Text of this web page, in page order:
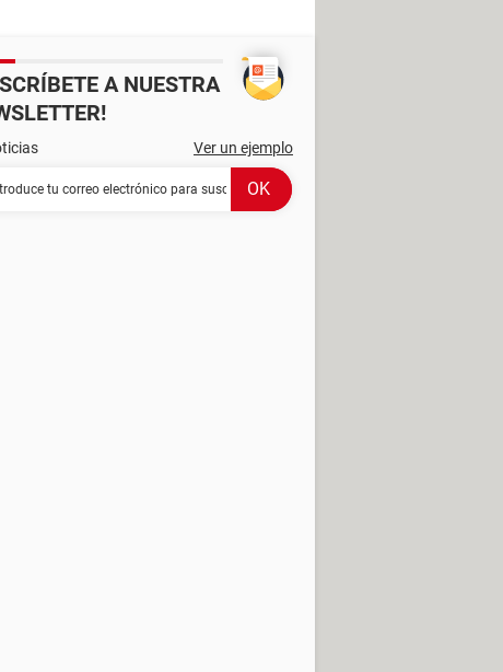
A NUESTRA
Ver un ejemplo